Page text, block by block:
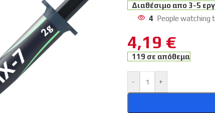
Διαθέσιμο απο 3-5
4 People watching
4,19 €
119 σε απόθεμα
- +